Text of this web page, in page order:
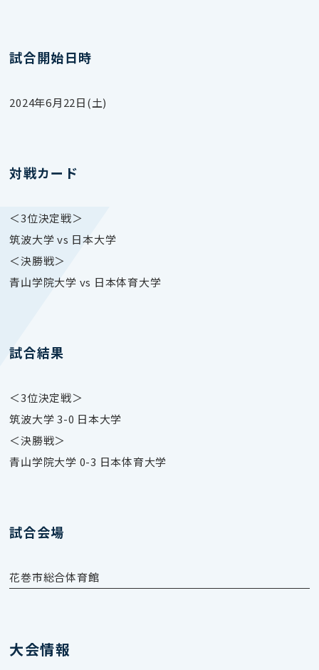
試合開始日時
2024年6月22日(土)
対戦カード
＜3位決定戦＞
筑波大学 vs 日本大学
＜決勝戦＞
青山学院大学 vs 日本体育大学
試合結果
＜3位決定戦＞
筑波大学 3-0 日本大学
＜決勝戦＞
青山学院大学 0-3 日本体育大学
試合会場
花巻市総合体育館
大会情報